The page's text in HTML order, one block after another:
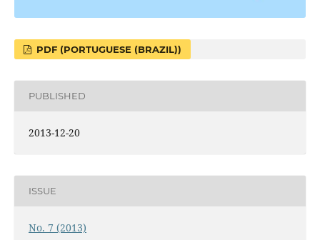
PDF (PORTUGUESE (BRAZIL))
PUBLISHED
2013-12-20
ISSUE
No. 7 (2013)